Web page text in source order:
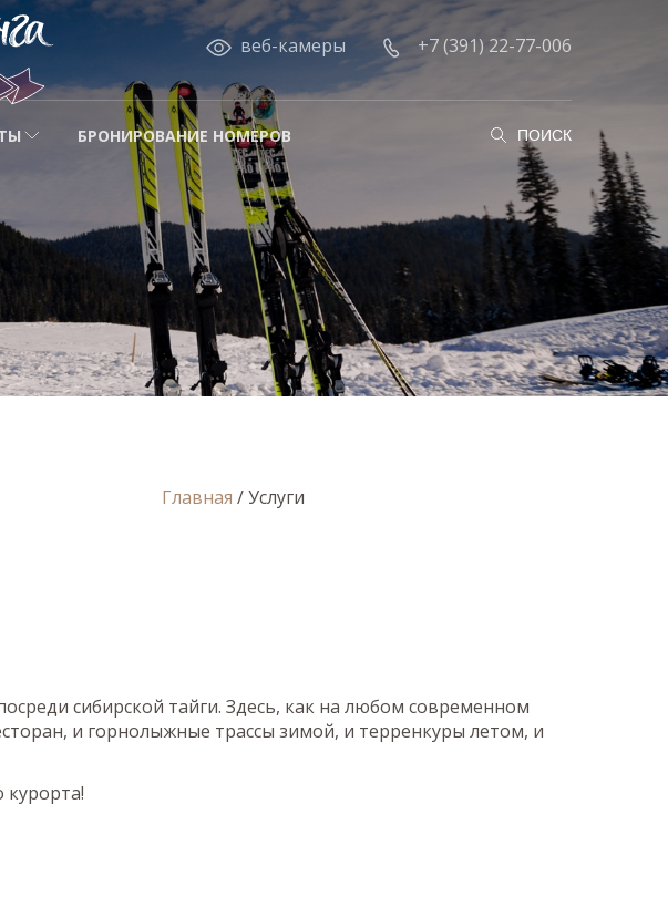
веб-камеры +7 (391) 22-77-006
БРОНИРОВАНИЕ НОМЕРОВ ПОИСК
Главная /Услуги
сибирской тайги. Здесь, как на любом современном
и горнолыжные трассы зимой, и терренкуры летом, и